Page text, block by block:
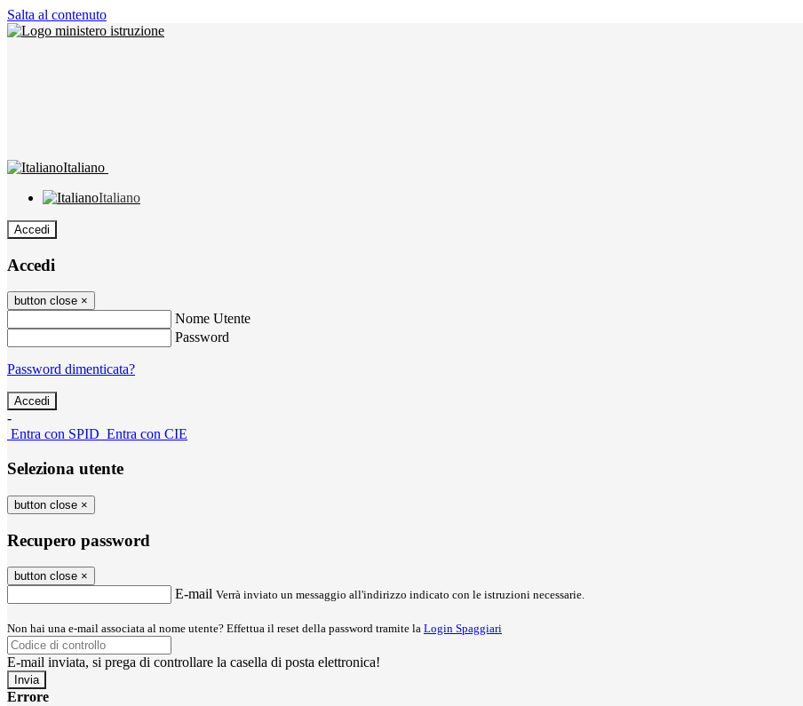
Salta al contenuto
Italiano
Italiano
Accedi
Accedi
button close ×
Nome Utente
Password
Password dimenticata?
-
Entra con SPID Entra con CIE
Seleziona utente
button close ×
Recupero password
button close ×
E-mail Verrà inviato un messaggio all'indirizzo indicato con le istruzioni necessarie.
Non hai una e-mail associata al nome utente? Effettua il reset della password tramite la Login Spaggiari
E-mail inviata, si prega di controllare la casella di posta elettronica!
Errore